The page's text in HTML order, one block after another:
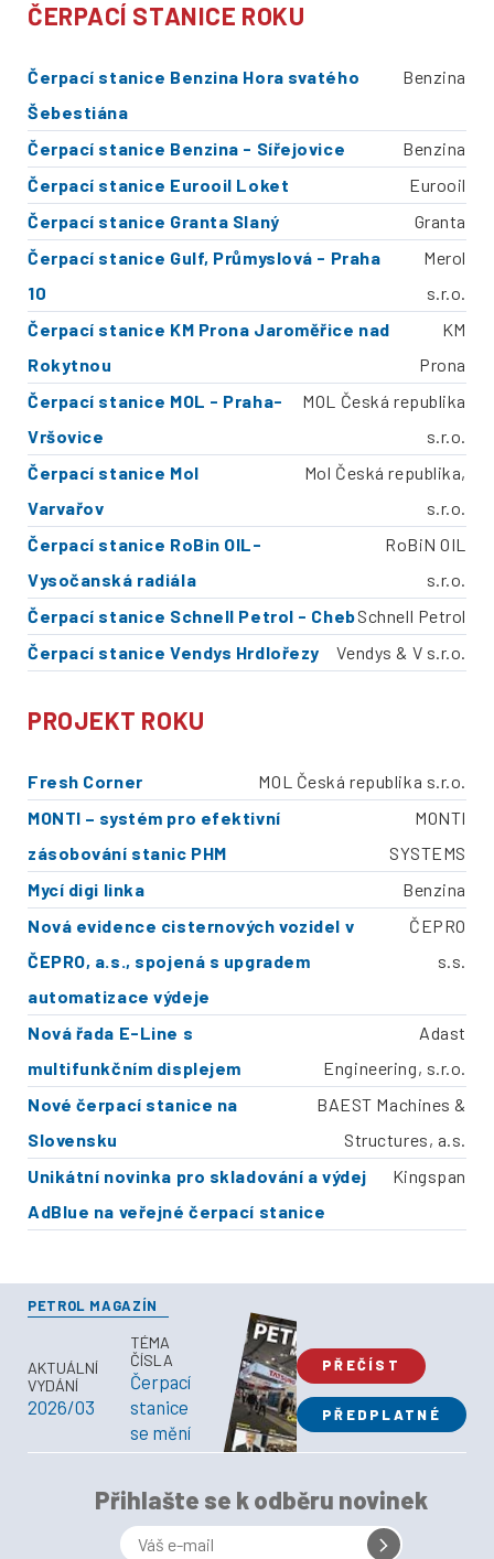
ČERPACÍ STANICE ROKU
Čerpací stanice Benzina Hora svatého
Šebestiána
Benzina
Čerpací stanice Benzina - Sířejovice
Benzina
Čerpací stanice Eurooil Loket
Eurooil
Čerpací stanice Granta Slaný
Granta
Čerpací stanice Gulf, Průmyslová - Praha
10
Merol
s.r.o.
Čerpací stanice KM Prona Jaroměřice nad
Rokytnou
KM
Prona
Čerpací stanice MOL - Praha-
Vršovice
MOL Česká republika
s.r.o.
Čerpací stanice Mol
Varvařov
Mol Česká republika,
s.r.o.
Čerpací stanice RoBin OIL-
Vysočanská radiála
RoBiN OIL
s.r.o.
Čerpací stanice Schnell Petrol - ChebSchnell Petrol
Čerpací stanice Vendys Hrdlořezy
Vendys & V s.r.o.
PROJEKT ROKU
Fresh Corner
MOL Česká republika s.r.o.
MONTI – systém pro efektivní
zásobování stanic PHM
MONTI
SYSTEMS
Mycí digi linka
Benzina
Nová evidence cisternových vozidel v
ČEPRO, a.s., spojená s upgradem
automatizace výdeje
ČEPRO
s.s.
Nová řada E-Line s
multifunkčním displejem
Adast
Engineering, s.r.o.
Nové čerpací stanice na
Slovensku
BAEST Machines &
Structures, a.s.
Unikátní novinka pro skladování a výdej
AdBlue na veřejné čerpací stanice
Kingspan
PETROL MAGAZÍN
AKTUÁLNÍ
VYDÁNÍ
2026/03
TÉMA
ČÍSLA
Čerpací
stanice
se mění
PŘEČÍST
PŘEDPLATNÉ
Přihlašte se k odběru novinek